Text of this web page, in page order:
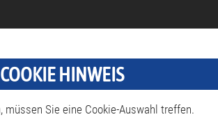
COOKIE HINWEIS
müssen Sie eine Cookie-Auswahl treffen.